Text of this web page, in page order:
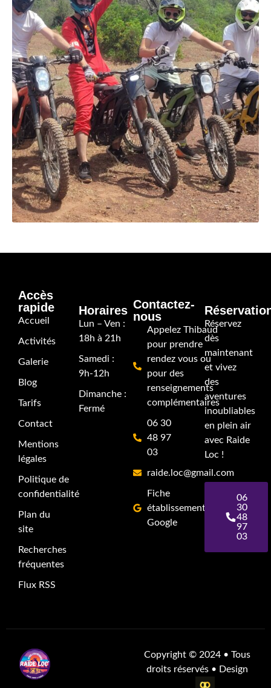
Accès
rapide
Accueil
Activités
Galerie
Blog
Tarifs
Contact
Mentions
légales
Politique de
confidentialité
Plan du
site
Recherches
fréquentes
Flux RSS
Horaires
Lun – Ven :
18h à 21h
Samedi :
9h-12h
Dimanche :
Fermé
Contactez-
nous
Appelez Thibaud
pour prendre
rendez vous ou
pour des
renseignements
complémentaires
06 30
48 97
03
raide.loc@gmail.com
Fiche
établissement
Google
Réservez
dès
maintenant
et vivez
des
aventures
inoubliables
en plein air
avec Raide
Loc !
06
30
48
97
03
Copyright © 2024 • Tous
droits réservés • Design